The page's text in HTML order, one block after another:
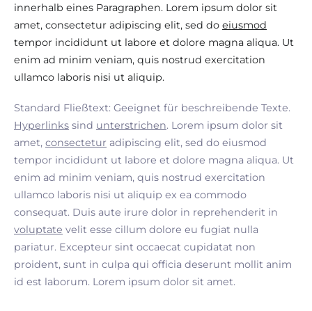
innerhalb eines Paragraphen. Lorem ipsum dolor sit
amet, consectetur adipiscing elit, sed do eiusmod
tempor incididunt ut labore et dolore magna aliqua. Ut
enim ad minim veniam, quis nostrud exercitation
ullamco laboris nisi ut aliquip.
Standard Fließtext: Geeignet für beschreibende Texte.
Hyperlinks sind unterstrichen. Lorem ipsum dolor sit
amet, consectetur adipiscing elit, sed do eiusmod
tempor incididunt ut labore et dolore magna aliqua. Ut
enim ad minim veniam, quis nostrud exercitation
ullamco laboris nisi ut aliquip ex ea commodo
consequat. Duis aute irure dolor in reprehenderit in
voluptate velit esse cillum dolore eu fugiat nulla
pariatur. Excepteur sint occaecat cupidatat non
proident, sunt in culpa qui officia deserunt mollit anim
id est laborum. Lorem ipsum dolor sit amet.